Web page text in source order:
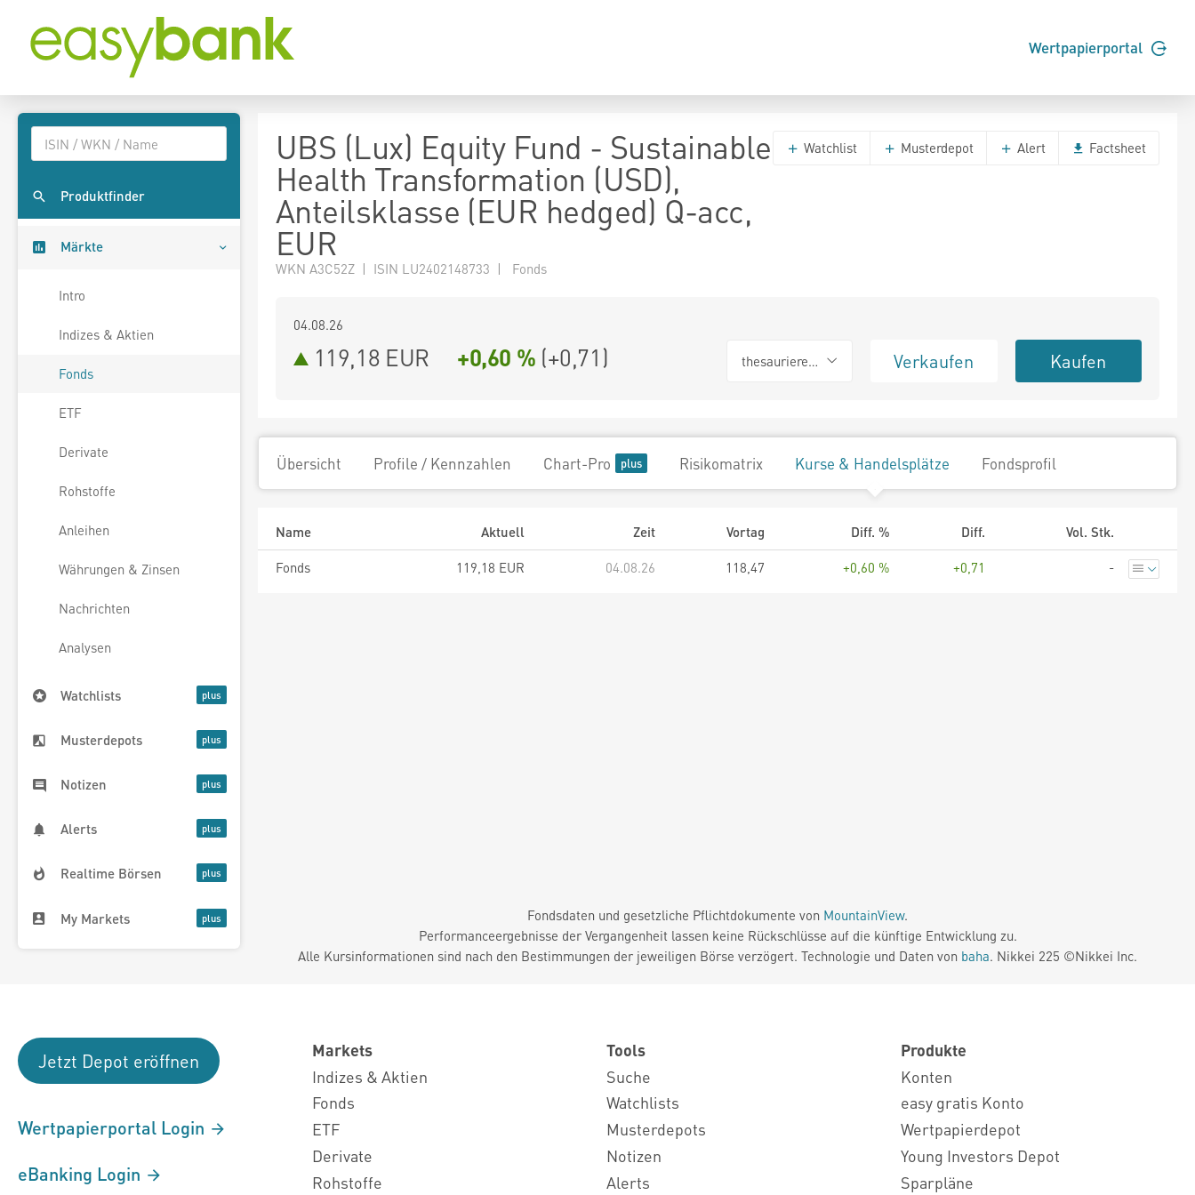
Wertpapierportal
Produktfinder
Märkte
Intro
Indizes & Aktien
Fonds
ETF
Derivate
Rohstoffe
Anleihen
Währungen & Zinsen
Nachrichten
Analysen
Watchlists
Musterdepots
Notizen
Alerts
Realtime Börsen
My Markets
UBS (Lux) Equity Fund - Sustainable
Health Transformation (USD),
Anteilsklasse (EUR hedged) Q-acc,
EUR
WKN A3C52Z | ISIN LU2402148733 | Fonds
Watchlist Musterdepot Alert Factsheet
04.08.26
119,18 EUR +0,60 % (+0,71) thesaurierend Verkaufen Kaufen
Übersicht Profile / Kennzahlen Chart-Pro Risikomatrix Kurse & Handelsplätze Fondsprofil
Name Aktuell Zeit Vortag Diff. % Diff.
Vol. Stk.
Fonds
119,18 EUR 04.08.26 118,47 +0,60 % +0,71 -
Fondsdaten und gesetzliche Pflichtdokumente von MountainView.
Performanceergebnisse der Vergangenheit lassen keine Rückschlüsse auf die künftige Entwicklung zu.
Alle Kursinformationen sind nach den Bestimmungen der jeweiligen Börse verzögert. Technologie und Daten von baha. Nikkei 225 ©Nikkei Inc.
Jetzt Depot eröffnen
Wertpapierportal Login
eBanking Login
Markets
Indizes & Aktien
Fonds
ETF
Derivate
Rohstoffe
Tools
Suche
Watchlists
Musterdepots
Notizen
Alerts
Produkte
Konten
easy gratis Konto
Wertpapierdepot
Young Investors Depot
Sparpläne